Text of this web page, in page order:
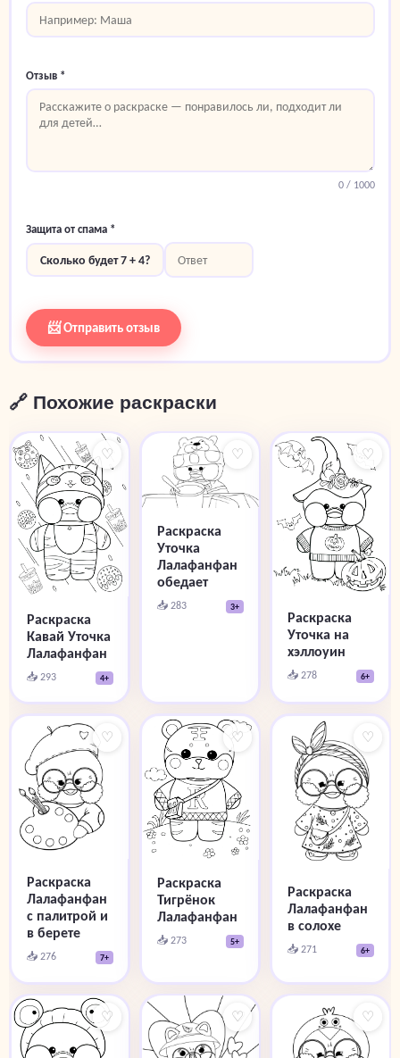
Отзыв *
0/ 1000
Защита от спама *
Сколько будет 7 + 4?
📨 Отправить отзыв
🔗 Похожие раскраски
♡
Раскраска
Кавай Уточка
Лалафанфан
📥 293 4+
♡
Раскраска
Уточка
Лалафанфан
обедает
📥 283 3+
♡
Раскраска
Уточка на
хэллоуин
📥 278 6+
♡
Раскраска
Лалафанфан
с палитрой и
в берете
📥 276 7+
♡
Раскраска
Тигрёнок
Лалафанфан
📥 273 5+
♡
Раскраска
Лалафанфан
в солохе
📥 271 6+
♡ ♡ ♡